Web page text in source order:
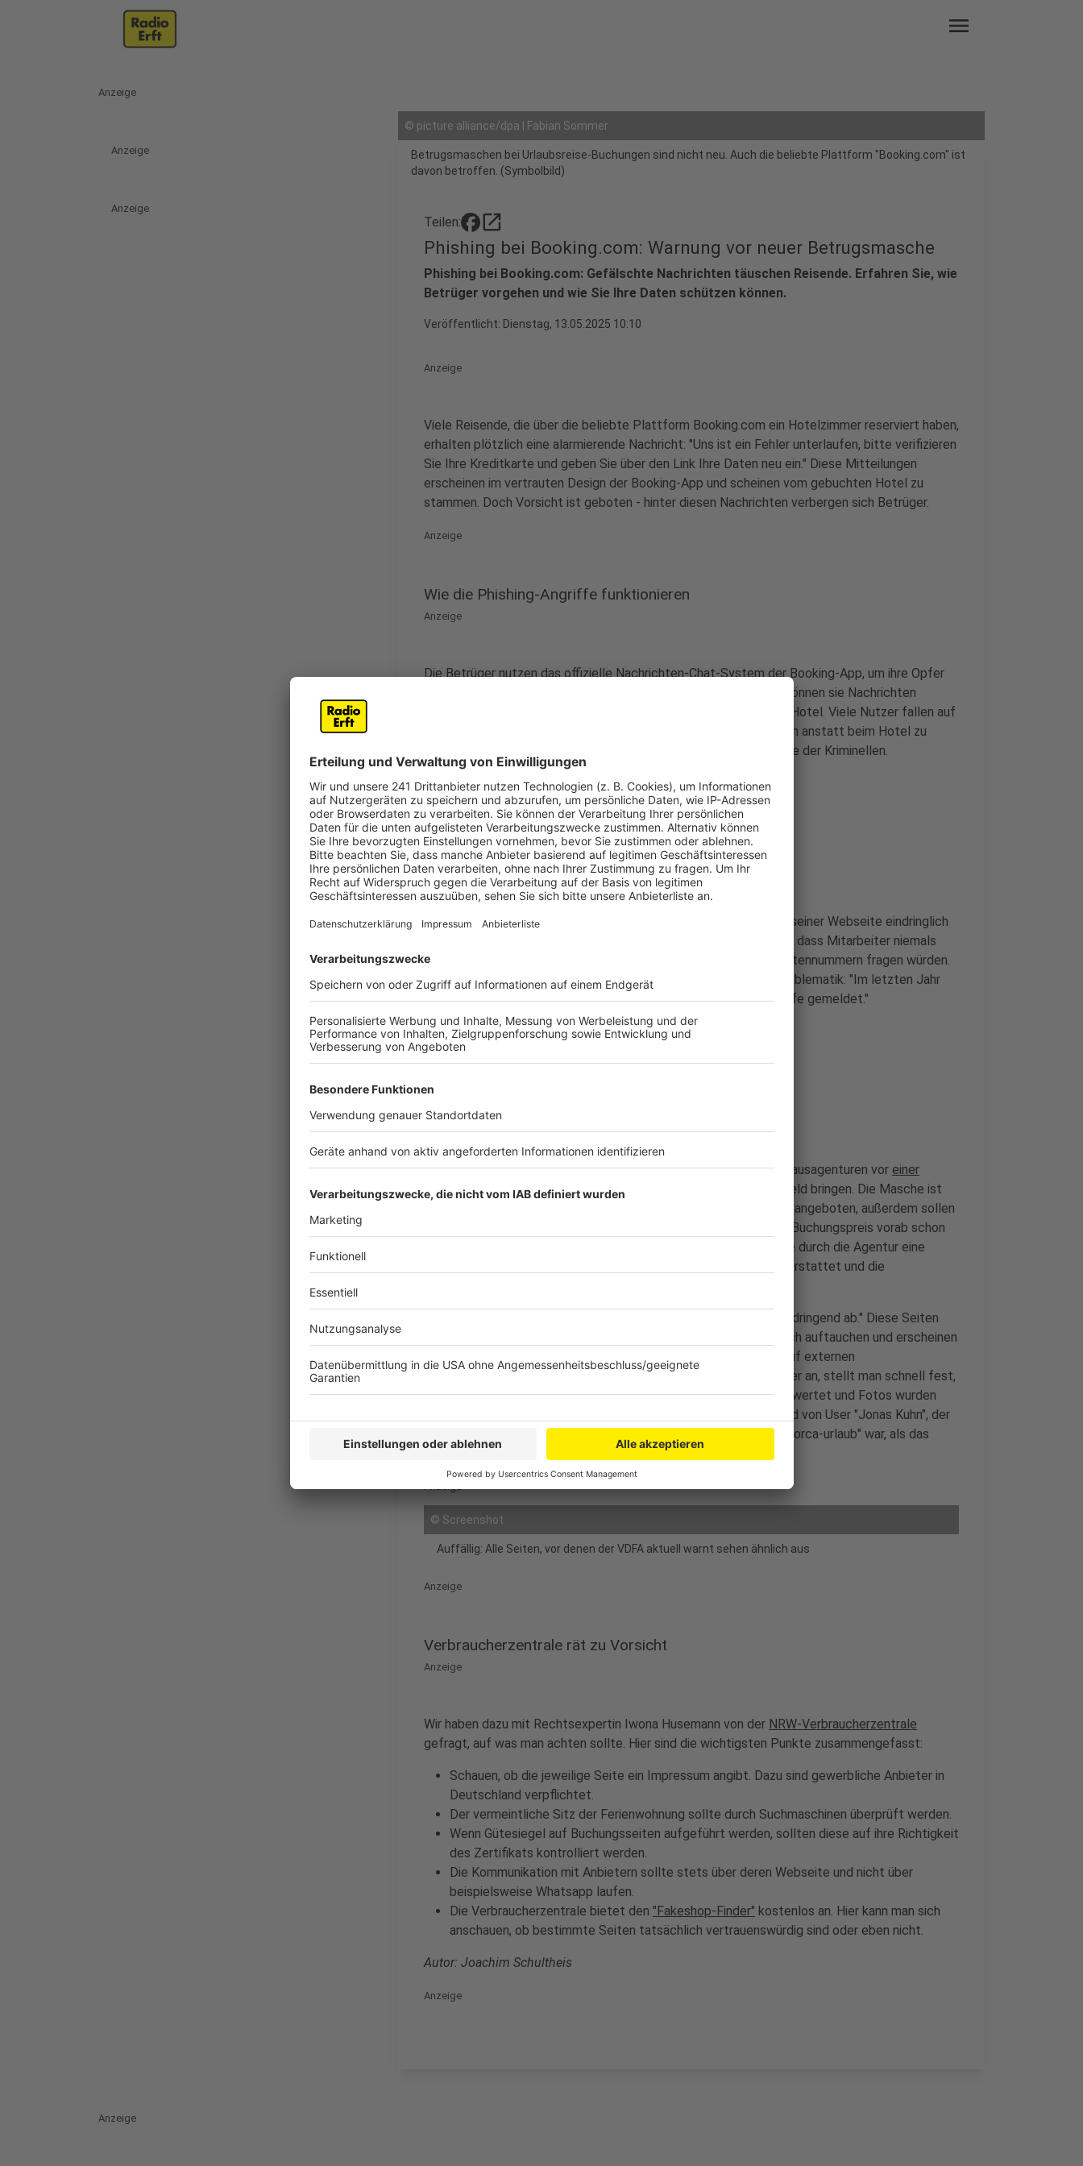
menu
Anzeige
Anzeige
Anzeige
© picture alliance/dpa | Fabian Sommer
Betrugsmaschen bei Urlaubsreise-Buchungen sind nicht neu. Auch die beliebte Plattform "Booking.com" ist
davon betroffen. (Symbolbild)
Teilen: open_in_new
Phishing bei Booking.com: Warnung vor neuer Betrugsmasche
Phishing bei Booking.com: Gefälschte Nachrichten täuschen Reisende. Erfahren Sie, wie
Betrüger vorgehen und wie Sie Ihre Daten schützen können.
Veröffentlicht: Dienstag, 13.05.2025 10:10
Anzeige
Viele Reisende, die über die beliebte Plattform Booking.com ein Hotelzimmer reserviert haben,
erhalten plötzlich eine alarmierende Nachricht: "Uns ist ein Fehler unterlaufen, bitte verifizieren
Sie Ihre Kreditkarte und geben Sie über den Link Ihre Daten neu ein." Diese Mitteilungen
erscheinen im vertrauten Design der Booking-App und scheinen vom gebuchten Hotel zu
stammen. Doch Vorsicht ist geboten - hinter diesen Nachrichten verbergen sich Betrüger.
Anzeige
Wie die Phishing-Angriffe funktionieren
Anzeige
Die Betrüger nutzen das offizielle Nachrichten-Chat-System der Booking-App, um ihre Opfer
zu täuschen. Durch einen Hack ins Buchungssystem des Hotels können sie Nachrichten
versenden, die den Anschein erwecken, als kämen sie direkt vom Hotel. Viele Nutzer fallen auf
diese Masche herein und geben ihre Kreditkartendaten preis. Doch anstatt beim Hotel zu
landen, gelangen diese sensiblen Informationen direkt in die Hände der Kriminellen.
Anzeige
Warnung von Booking und Experten
Anzeige
Booking.com ist sich der Phishing-Gefahr bewusst und warnt auf seiner Webseite eindringlich
davor, persönliche Daten preiszugeben. Das Unternehmen betont, dass Mitarbeiter niemals
nach vertraulichen Informationen wie Passwörtern oder Kreditkartennummern fragen würden.
Tobias Warnecke vom deutschen Hotelverband
bestätigt die Problematik: "Im letzten Jahr
wurden allein in Deutschland von über 100 Hotels Phishing-Angriffe gemeldet."
Anzeige
Betrugsseiten locken mit günstigen Preisen
Anzeige
Schon seit über einem Jahr warnt der Verband Deutscher Ferienhausagenturen vor einer
ganzen Reihe von Seiten, die Urlaubsschnäppchen-Jäger um ihr Geld bringen. Die Masche ist
dabei immer gleich. Ferienhäuser werden vergleichsweise günstig angeboten, außerdem sollen
Kundinnen und Kunden Extra-Rabatt erhalten, wenn der gesamte Buchungspreis vorab schon
bezahlt wird. Sobald das Geld überwiesen wurde, erhält der Kunde durch die Agentur eine
Stornierung, so der VDFA. Das Geld wird im Anschluss aber nicht erstattet und die
Der VDFA rät Verbrauchern vor Buchungen über diese Webseiten dringend ab." Diese Seiten
können bei Suchanfragen auf Google oder anderen Maschinen auch auftauchen und erscheinen
auf den ersten Blick seriös. So gibt es etwa gute Bewertungen auf externen
Bewertungsseiten. Schaut man sich die Bewertungen aber genauer an, stellt man schnell fest,
dass irgendwas komisch ist. Nutzer haben nur diese eine Seite bewertet und Fotos wurden
offenbar von anderen Seiten übernommen. So stellte sich das Bild von User "Jonas Kuhn", der
auf "golocal.de" sehr angetan von der Arbeit der Seite "mach-mallorca-urlaub" war, als das
eines Schweizer Manager heraus.
Anzeige
© Screenshot
Auffällig: Alle Seiten, vor denen der VDFA aktuell warnt sehen ähnlich aus
Anzeige
Verbraucherzentrale rät zu Vorsicht
Anzeige
Wir haben dazu mit Rechtsexpertin Iwona Husemann von der NRW-Verbraucherzentrale
gefragt, auf was man achten sollte. Hier sind die wichtigsten Punkte zusammengefasst:
Schauen, ob die jeweilige Seite ein Impressum angibt. Dazu sind gewerbliche Anbieter in
Deutschland verpflichtet.
Der vermeintliche Sitz der Ferienwohnung sollte durch Suchmaschinen überprüft werden.
Wenn Gütesiegel auf Buchungsseiten aufgeführt werden, sollten diese auf ihre Richtigkeit
des Zertifikats kontrolliert werden.
Die Kommunikation mit Anbietern sollte stets über deren Webseite und nicht über
beispielsweise Whatsapp laufen.
Die Verbraucherzentrale bietet den "Fakeshop-Finder" kostenlos an. Hier kann man sich
anschauen, ob bestimmte Seiten tatsächlich vertrauenswürdig sind oder eben nicht.
Autor: Joachim Schultheis
Anzeige
Anzeige